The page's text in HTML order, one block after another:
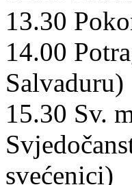
13.30
14.00
Salvaduru)
15.30 Sv.
svećenici)